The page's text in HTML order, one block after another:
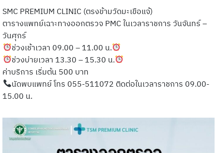
SMC PREMIUM CLINIC (ตรงข้ามวัดมะเขือแจ้)
ตารางแพทย์เฉาะทางออกตรวจ PMC ในเวลาราชการ วันจันทร์ –
วันศุกร์
ช่วงเช้าเวลา 09.00 – 11.00 น.
ช่วงบ่ายเวลา 13.30 – 15.30 น.
ค่าบริการ เริ่มต้น 500 บาท
นัดพบแพทย์ โทร 055-511072 ติดต่อในเวลาราชการ 09.00-
15.00 น.